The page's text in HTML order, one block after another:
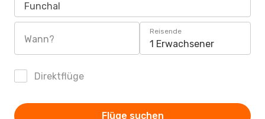
Funchal
Wann?
Reisende
1 Erwachsener
Direktflüge
Flüge suchen